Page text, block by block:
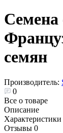
Семена
семян
Производитель:
0
Все о товаре
Описание
Характеристики
Отзывы 0